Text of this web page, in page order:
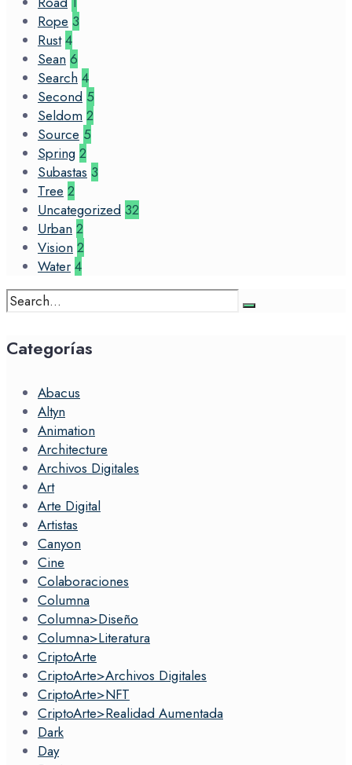
Rope 3
Rust 4
Sean 6
Search 4
Second 5
Seldom 2
Source 5
Spring 2
Subastas 3
Tree 2
Uncategorized 32
Urban 2
Vision 2
Water 4
Search
for:
Categorías
Abacus
Altyn
Animation
Architecture
Archivos Digitales
Art
Arte Digital
Artistas
Canyon
Cine
Colaboraciones
Columna
Columna>Diseño
Columna>Literatura
CriptoArte
CriptoArte>Archivos Digitales
CriptoArte>NFT
CriptoArte>Realidad Aumentada
Dark
Day